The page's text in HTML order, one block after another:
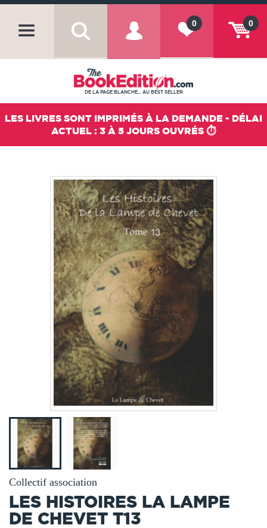
0
0
DE LA PAGE BLANCHE... AU BEST SELLER
LES LIVRES SONT IMPRIMÉS À LA DEMANDE - DÉLAI
ACTUEL : 3 À 5 JOURS OUVRÉS ⏱️
Collectif association
LES HISTOIRES LA LAMPE
DE CHEVET T13